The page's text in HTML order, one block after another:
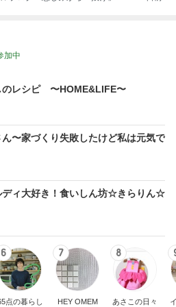
加中
のレシピ 〜HOME&LIFE〜
〜家づくり失敗したけど私は元気で
ディ大好き！食いしん坊☆きらりん☆
6
点の暮らし
7
HEY OMEM
8
あさこの日々